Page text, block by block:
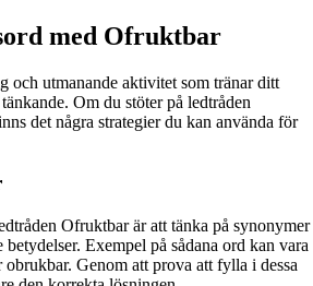
med Ofruktbar
och utmanande aktivitet som tränar ditt
Om du stöter på ledtråden
det några strategier du kan använda för
Ofruktbar är att tänka på synonymer
Exempel på sådana ord kan vara
Genom att prova att fylla i dessa